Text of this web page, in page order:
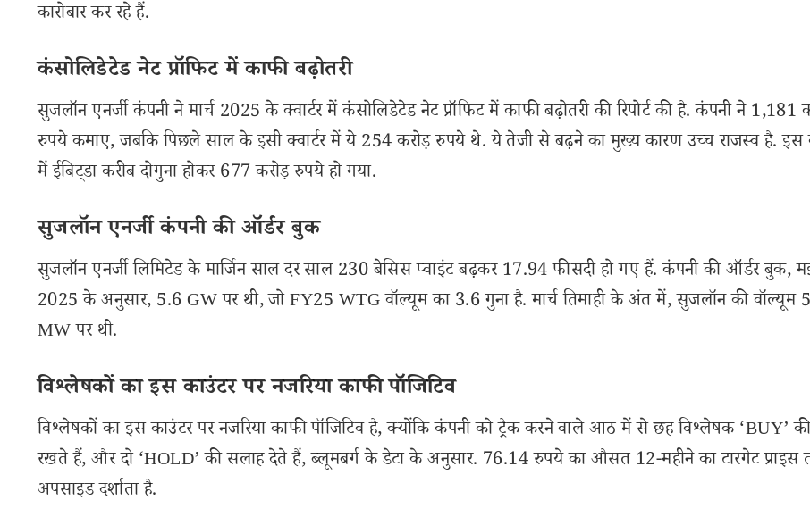
कारोबार कर रहे हैं.
कंसोलिडेटेड नेट प्रॉफिट में काफी बढ़ोतरी
सुजलॉन एनर्जी कंपनी ने मार्च 2025 के क्वार्टर में कंसोलिडेटेड नेट प्रॉफिट में काफी बढ़ोतरी की रिपोर्ट की है. कंपनी ने 1,181
रुपये कमाए, जबकि पिछले साल के इसी क्वार्टर में ये 254 करोड़ रुपये थे. ये तेजी से बढ़ने का मुख्य कारण उच्च राजस्व है. इस
में ईबिट्डा करीब दोगुना होकर 677 करोड़ रुपये हो गया.
सुजलॉन एनर्जी कंपनी की ऑर्डर बुक
सुजलॉन एनर्जी लिमिटेड के मार्जिन साल दर साल 230 बेसिस प्वाइंट बढ़कर 17.94 फीसदी हो गए हैं. कंपनी की ऑर्डर बुक,
2025 के अनुसार, 5.6 GW पर थी, जो FY25 WTG वॉल्यूम का 3.6 गुना है. मार्च तिमाही के अंत में, सुजलॉन की वॉल्यूम
MW पर थी.
विश्लेषकों का इस काउंटर पर नजरिया काफी पॉजिटिव
विश्लेषकों का इस काउंटर पर नजरिया काफी पॉजिटिव है, क्योंकि कंपनी को ट्रैक करने वाले आठ में से छह विश्लेषक ‘BUY’
रखते हैं, और दो ‘HOLD’ की सलाह देते हैं, ब्लूमबर्ग के डेटा के अनुसार. 76.14 रुपये का औसत 12-महीने का टारगेट प्राइस
अपसाइड दर्शाता है.